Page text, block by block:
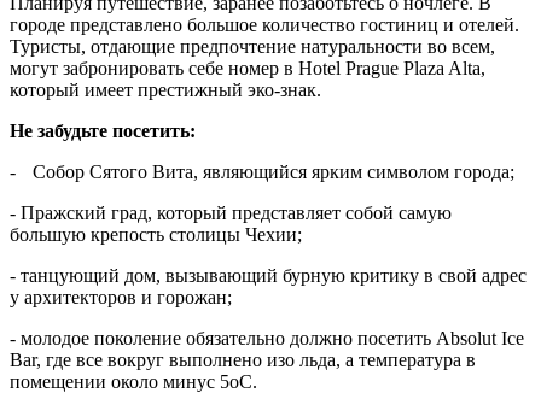
городе представлено большое количество гостиниц и отелей.
Туристы, отдающие предпочтение натуральности во всем,
могут забронировать себе номер в Hotel Prague Plaza Alta,
который имеет престижный эко-знак.
Не забудьте посетить:
-
Собор Сятого Вита, являющийся ярким символом города;
- Пражский град, который представляет собой самую
большую крепость столицы Чехии;
- танцующий дом, вызывающий бурную критику в свой адрес
у архитекторов и горожан;
- молодое поколение обязательно должно посетить Absolut Ice
Bar, где все вокруг выполнено изо льда, а температура в
помещении около минус 5оС.